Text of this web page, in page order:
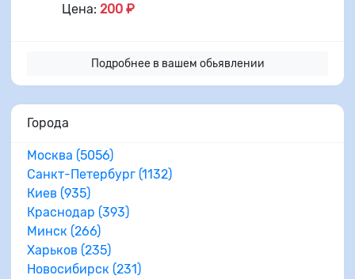
Цена: 200 ₽
Подробнее в вашем обьявлении
Города
Москва (5056)
Санкт-Петербург (1132)
Киев (935)
Краснодар (393)
Минск (266)
Харьков (235)
Новосибирск (231)